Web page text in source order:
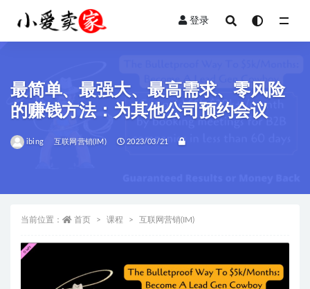
登录
最简单、最强大、最高需求、零风险
的赚钱方法：为其他公司预约会议
ibing 互联网营销(IM) 2023/03/21
当前位置： 首页 课程 互联网营销(IM)